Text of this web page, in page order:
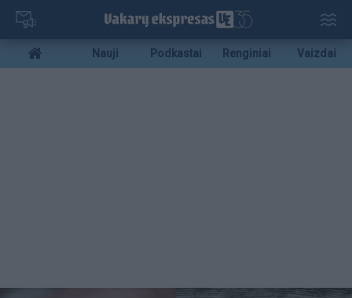
Pereiti
pagrindinį
turinį
Mobile
menu
Nauji Podkastai Renginiai Vaizdai